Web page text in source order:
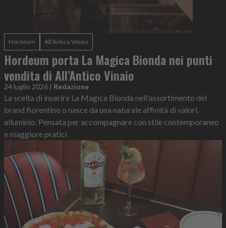
Hordeum All’Antico Vinaio
Hordeum porta La Magica Bionda nei punti
vendita di All’Antico Vinaio
24 luglio 2026 | Redazione
La scelta di inserire La Magica Bionda nell'assortimento del
brand fiorentino o nasce da una naturale affinità di valori.
alluminio. Pensata per accompagnare con stile contemporaneo
e maggiore pratici